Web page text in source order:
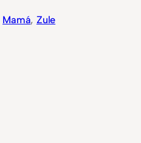
Mamá, Zule